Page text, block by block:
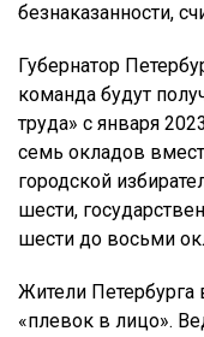
безнаказанности,
Губернатор
команда будут
труда» с января
семь окладов
городской
шести,
шести до восьми
Жители Петербурга
«плевок в лицо».